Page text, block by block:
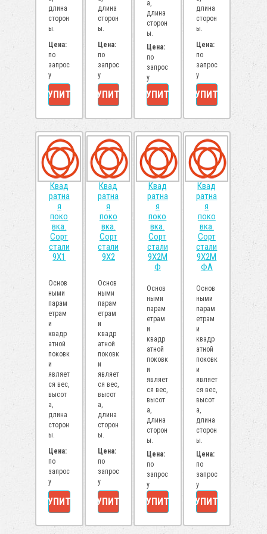
длина
сторон
ы.
Цена:
по
запрос
у
КУПИТЬ
длина
сторон
ы.
Цена:
по
запрос
у
КУПИТЬ
а,
длина
сторон
ы.
Цена:
по
запрос
у
КУПИТЬ
длина
сторон
ы.
Цена:
по
запрос
у
КУПИТЬ
Квад
ратна
я
поко
вка.
Сорт
стали
9Х1
Основ
ными
парам
етрам
и
квадр
атной
поковк
и
являет
ся вес,
высот
а,
длина
сторон
ы.
Цена:
по
запрос
у
КУПИТЬ
Квад
ратна
я
поко
вка.
Сорт
стали
9Х2
Основ
ными
парам
етрам
и
квадр
атной
поковк
и
являет
ся вес,
высот
а,
длина
сторон
ы.
Цена:
по
запрос
у
КУПИТЬ
Квад
ратна
я
поко
вка.
Сорт
стали
9Х2М
Ф
Основ
ными
парам
етрам
и
квадр
атной
поковк
и
являет
ся вес,
высот
а,
длина
сторон
ы.
Цена:
по
запрос
у
КУПИТЬ
Квад
ратна
я
поко
вка.
Сорт
стали
9Х2М
ФА
Основ
ными
парам
етрам
и
квадр
атной
поковк
и
являет
ся вес,
высот
а,
длина
сторон
ы.
Цена:
по
запрос
у
КУПИТЬ